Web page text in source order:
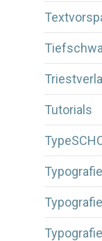
Tutorials
Typografie